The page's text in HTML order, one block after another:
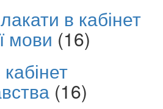
в кабінет
мови (16)
(16)